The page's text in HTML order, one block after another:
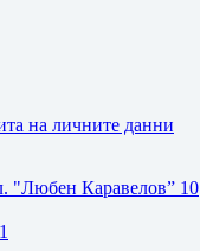
на личните данни
"Любен Каравелов” 10